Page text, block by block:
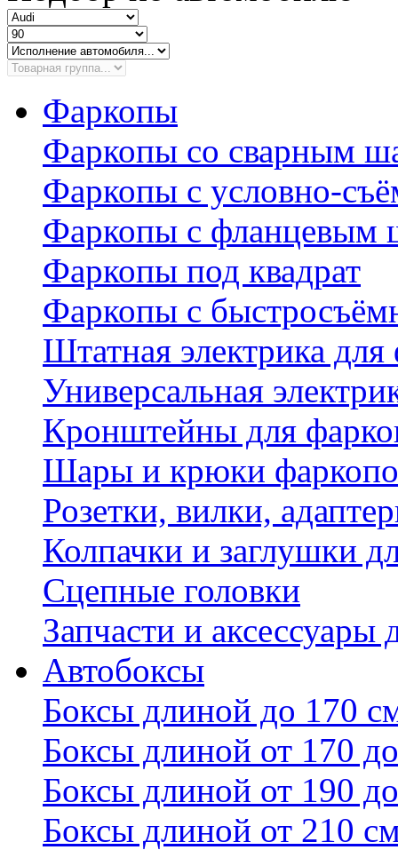
Фаркопы
Фаркопы со сварным
Фаркопы с условно-
Фаркопы с фланцевым
Фаркопы под квадрат
Фаркопы с
Штатная электрика
Универсальная
Кронштейны для
Шары и крюки
Розетки, вилки,
Колпачки и заглушки
Сцепные головки
Запчасти и аксессуары
Автобоксы
Боксы длиной до 170
Боксы длиной от 170
Боксы длиной от 190
Боксы длиной от 210